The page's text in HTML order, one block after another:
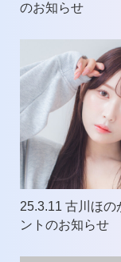
のお知らせ
25.3.11 古川ほの
ントのお知らせ